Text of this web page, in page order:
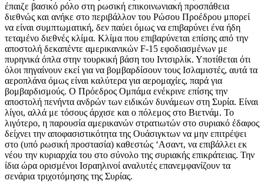
έπαιζε βασικό ρόλο στη ρωσική επικοινωνιακή προσπάθεια
διεθνώς και ανήκε στο περιβάλλον του Ρώσου Προέδρου μπορεί
να είναι συμπτωματική, δεν παύει όμως να επιβαρύνει ένα ήδη
τεταμένο διεθνές κλίμα. Κλίμα που επιβαρύνεται επίσης από την
αποστολή δεκαπέντε αμερικανικών F-15 εφοδιασμένων με
πυρηνικά όπλα στην τουρκική βάση του Ιντσιρλίκ. Υποτίθεται ότι
όλοι πηγαίνουν εκεί για να βομβαρδίσουν τους Ισλαμιστές, αυτά τα
αεροπλάνα όμως είναι καλύτερα για αερομαχίες, παρά για
βομβαρδισμούς. Ο Πρόεδρος Ομπάμα ενέκρινε επίσης την
αποστολή πενήντα ανδρών των ειδικών δυνάμεων στη Συρία. Είναι
λίγοι, αλλά με τόσους άρχισε και ο πόλεμος στο Βιετνάμ. Το
λιγότερο, η παρουσία αμερικανών στρατιωτών στο συριακό έδαφος
δείχνει την αποφασιστικότητα της Ουάσιγκτων να μην επιτρέψει
στο (υπό ρωσική προστασία) καθεστώς ‘Ασαντ, να επιβάλλει εκ
νέου την κυριαρχία του στο σύνολο της συριακής επικράτειας. Την
ίδια ώρα ορισμένοι Ισραηλινοί αναλυτές επανεμφανίζουν τα
σενάρια τριχοτόμησης της Συρίας.